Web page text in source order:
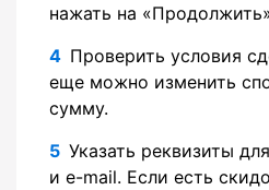
нажать на
Проверить условия
еще можно изменить
сумму.
Указать реквизиты
и e-mail. Если есть